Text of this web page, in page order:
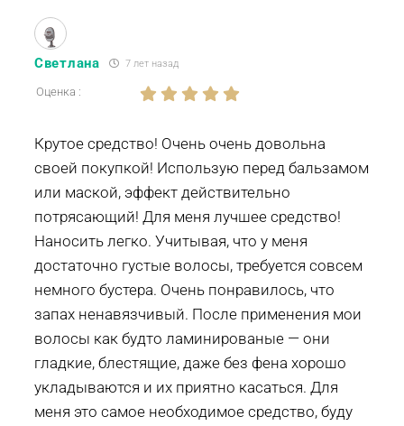
Светлана 7 лет назад
Оценка :
Крутое средство! Очень очень довольна
своей покупкой! Использую перед бальзамом
или маской, эффект действительно
потрясающий! Для меня лучшее средство!
Наносить легко. Учитывая, что у меня
достаточно густые волосы, требуется совсем
немного бустера. Очень понравилось, что
запах ненавязчивый. После применения мои
волосы как будто ламинированые — они
гладкие, блестящие, даже без фена хорошо
укладываются и их приятно касаться. Для
меня это самое необходимое средство, буду